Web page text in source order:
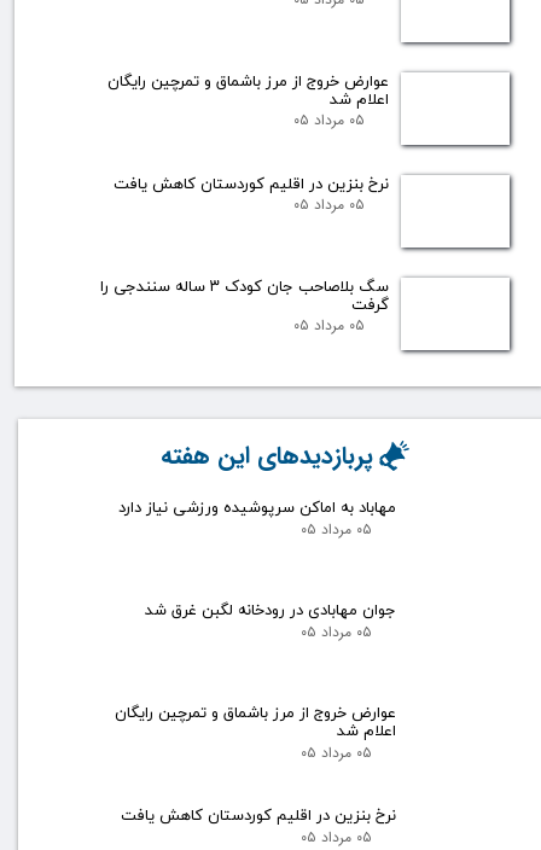
عوارض خروج از مرز باشماق و تمرچین رایگان
اعلام شد
۰۵ مرداد ۰۵
نرخ بنزین در اقلیم کوردستان کاهش یافت
۰۵ مرداد ۰۵
سگ بلاصاحب جان کودک ۳ ساله سنندجی را
گرفت
۰۵ مرداد ۰۵
مهاباد به اماکن سرپوشیده ورزشی نیاز دارد
۰۵ مرداد ۰۵
جوان مهابادی در رودخانه لگبن غرق شد
۰۵ مرداد ۰۵
عوارض خروج از مرز باشماق و تمرچین رایگان
اعلام شد
۰۵ مرداد ۰۵
نرخ بنزین در اقلیم کوردستان کاهش یافت
۰۵ مرداد ۰۵
پربازدیدهای این هفته